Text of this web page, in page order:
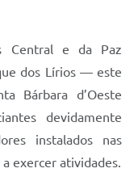
Central e da Paz
dos Lírios — este
Bárbara d’Oeste
devidamente
instalados nas
exercer atividades.